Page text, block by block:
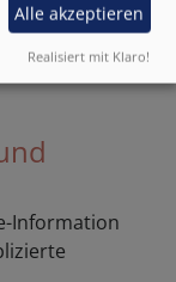
Information
Alle akzeptieren
Realisiert mit Klaro!